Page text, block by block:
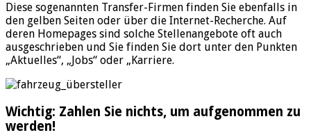
Diese sogenannten Transfer-Firmen finden Sie ebenfalls in
den gelben Seiten oder über die Internet-Recherche. Auf
deren Homepages sind solche Stellenangebote oft auch
ausgeschrieben und Sie finden Sie dort unter den Punkten
„Aktuelles“, „Jobs“ oder „Karriere.
Wichtig: Zahlen Sie nichts, um aufgenommen zu
werden!